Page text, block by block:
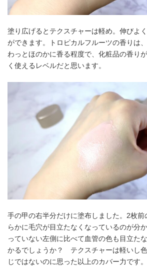
塗り広げるとテクスチャーは軽め。伸びよ
ができます。トロピカルフルーツの香りは
わっとほのかに香る程度で、化粧品の香り
く使えるレベルだと思います。
手の甲の右半分だけに塗布しました。2枚前
らかに毛穴が目立たなくなっているのが分
っていない左側に比べて血管の色も目立た
かるでしょうか？ テクスチャーは軽いし
じではないのに思った以上のカバー力です。